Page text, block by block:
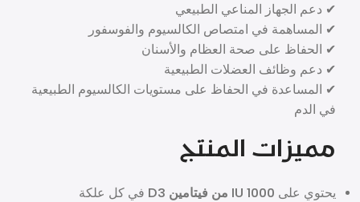
✔ دعم الجهاز المناعي الطبيعي
✔ المساهمة في امتصاص الكالسيوم والفوسفور
✔ الحفاظ على صحة العظام والأسنان
✔ دعم وظائف العضلات الطبيعية
✔ المساعدة في الحفاظ على مستويات الكالسيوم الطبيعية
في الدم
مميزات المنتج
يحتوي على 1000 IU من فيتامين D3 في كل علكة